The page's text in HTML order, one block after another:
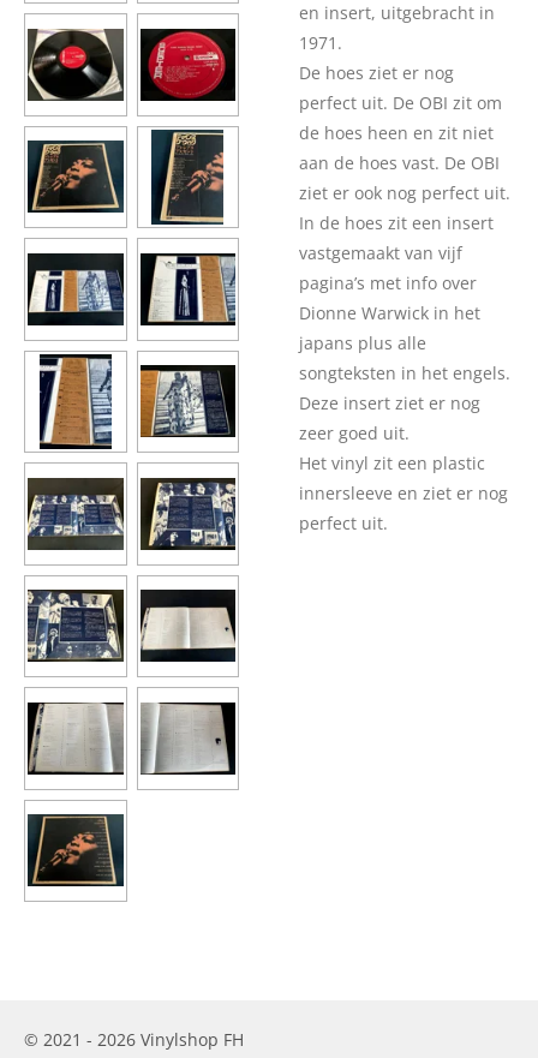
en insert, uitgebracht in
1971.
De hoes ziet er nog
perfect uit. De OBI zit om
de hoes heen en zit niet
aan de hoes vast. De OBI
ziet er ook nog perfect uit.
In de hoes zit een insert
vastgemaakt van vijf
pagina’s met info over
Dionne Warwick in het
japans plus alle
songteksten in het engels.
Deze insert ziet er nog
zeer goed uit.
Het vinyl zit een plastic
innersleeve en ziet er nog
perfect uit.
© 2021 - 2026 Vinylshop FH